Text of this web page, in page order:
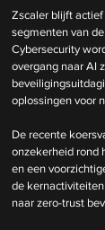
Zscaler blijft
segmenten van
Cybersecurity
overgang naar AI
oplossingen voor
De recente
onzekerheid rond
en een
de
naar zero-trust